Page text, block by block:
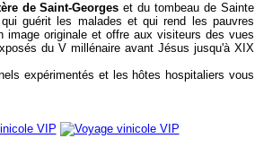
de Saint-Georgeset du tombeau de Sainte
guérit les malades et qui rend les pauvres
image originale et offre aux visiteurs des vues
du V millénaire avant Jésus jusqu'à XIX
expérimentés et les hôtes hospitaliers vous